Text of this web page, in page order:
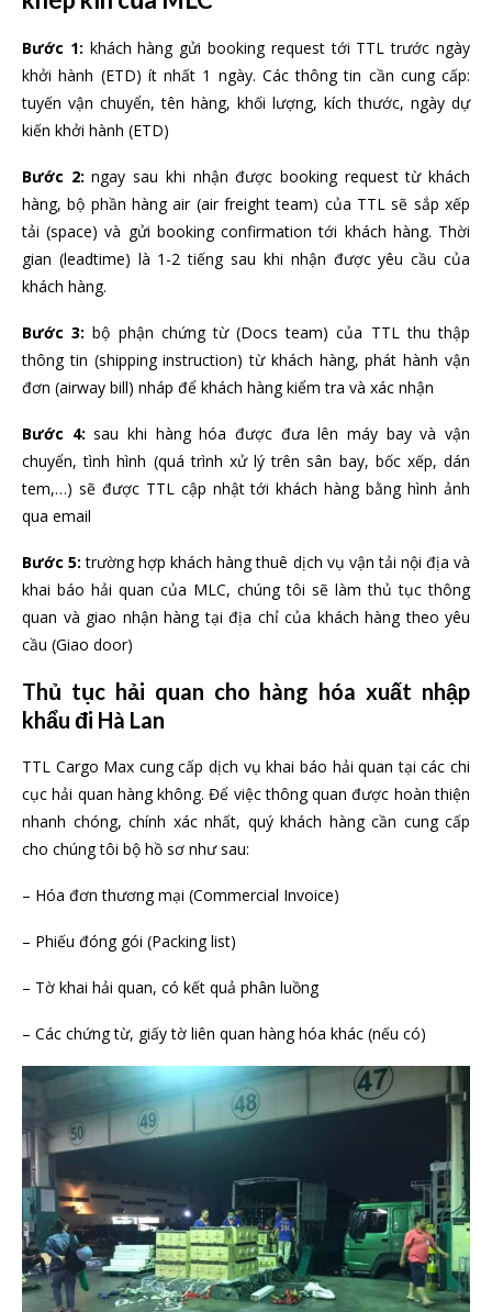
Bước 1: khách hàng gửi booking request tới TTL trước ngày
khởi hành (ETD) ít nhất 1 ngày. Các thông tin cần cung cấp:
tuyến vận chuyển, tên hàng, khối lượng, kích thước, ngày dự
kiến khởi hành (ETD)
Bước 2: ngay sau khi nhận được booking request từ khách
hàng, bộ phần hàng air (air freight team) của TTL sẽ sắp xếp
tải (space) và gửi booking confirmation tới khách hàng. Thời
gian (leadtime) là 1-2 tiếng sau khi nhận được yêu cầu của
khách hàng.
Bước 3: bộ phận chứng từ (Docs team) của TTL thu thập
thông tin (shipping instruction) từ khách hàng, phát hành vận
đơn (airway bill) nháp để khách hàng kiểm tra và xác nhận
Bước 4:sau khi hàng hóa được đưa lên máy bay và vận
chuyển, tình hình (quá trình xử lý trên sân bay, bốc xếp, dán
tem,…) sẽ được TTL cập nhật tới khách hàng bằng hình ảnh
qua email
Bước 5:trường hợp khách hàng thuê dịch vụ vận tải nội địa và
khai báo hải quan của MLC, chúng tôi sẽ làm thủ tục thông
quan và giao nhận hàng tại địa chỉ của khách hàng theo yêu
cầu (Giao door)
Thủ tục hải quan cho hàng hóa xuất nhập
khẩu đi Hà Lan
TTL Cargo Max cung cấp dịch vụ khai báo hải quan tại các chi
cục hải quan hàng không. Để việc thông quan được hoàn thiện
nhanh chóng, chính xác nhất, quý khách hàng cần cung cấp
cho chúng tôi bộ hồ sơ như sau:
– Hóa đơn thương mại (Commercial Invoice)
– Phiếu đóng gói (Packing list)
– Tờ khai hải quan, có kết quả phân luồng
– Các chứng từ, giấy tờ liên quan hàng hóa khác (nếu có)